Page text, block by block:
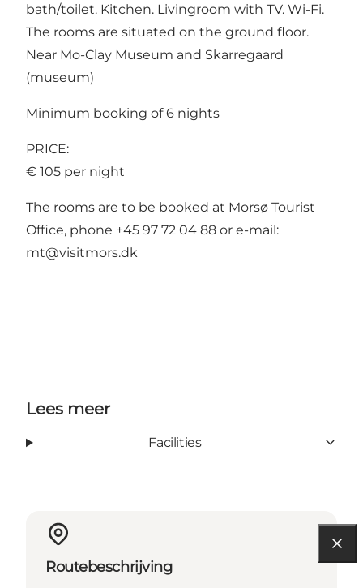
bath/toilet. Kitchen. Livingroom with TV. Wi-Fi.
The rooms are situated on the ground floor.
Near Mo-Clay Museum and Skarregaard
(museum)
Minimum booking of 6 nights
PRICE:
€ 105 per night
The rooms are to be booked at Morsø Tourist
Office, phone +45 97 72 04 88 or e-mail:
mt@visitmors.dk
Lees meer
Facilities
Routebeschrijving